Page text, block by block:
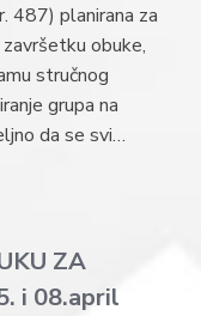
487) planirana za
obuke,
stručnog
grupa na
da se svi…
ZA
i 08.april